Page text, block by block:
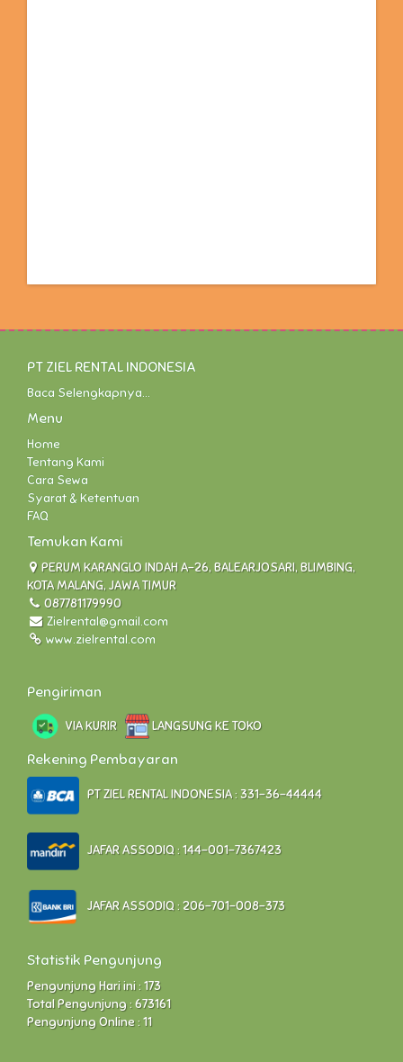
PT ZIEL RENTAL INDONESIA
Baca Selengkapnya...
Menu
Home
Tentang Kami
Cara Sewa
Syarat & Ketentuan
FAQ
Temukan Kami
PERUM KARANGLO INDAH A-26, BALEARJOSARI, BLIMBING,
KOTA MALANG, JAWA TIMUR
087781179990
Zielrental@gmail.com
www.zielrental.com
Pengiriman
VIA KURIR LANGSUNG KE TOKO
Rekening Pembayaran
PT ZIEL RENTAL INDONESIA : 331-36-44444
JAFAR ASSODIQ : 144-001-7367423
JAFAR ASSODIQ : 206-701-008-373
Statistik Pengunjung
Pengunjung Hari ini : 173
Total Pengunjung : 673161
Pengunjung Online : 11